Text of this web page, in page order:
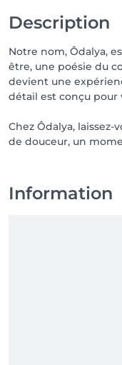
Description
Notre nom, Ôdalya,
être, une poésie du
devient une
détail est conçu pour
Chez Ôdalya,
de douceur, un
Information